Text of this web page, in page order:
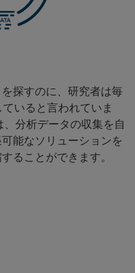
探すのに、研究者は毎
いると言われていま
分析データの収集を自
能なソリューションを
ることができます。